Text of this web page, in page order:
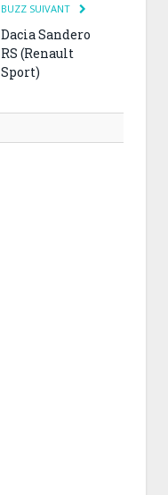
BUZZ SUIVANT
Dacia Sandero
RS (Renault
Sport)